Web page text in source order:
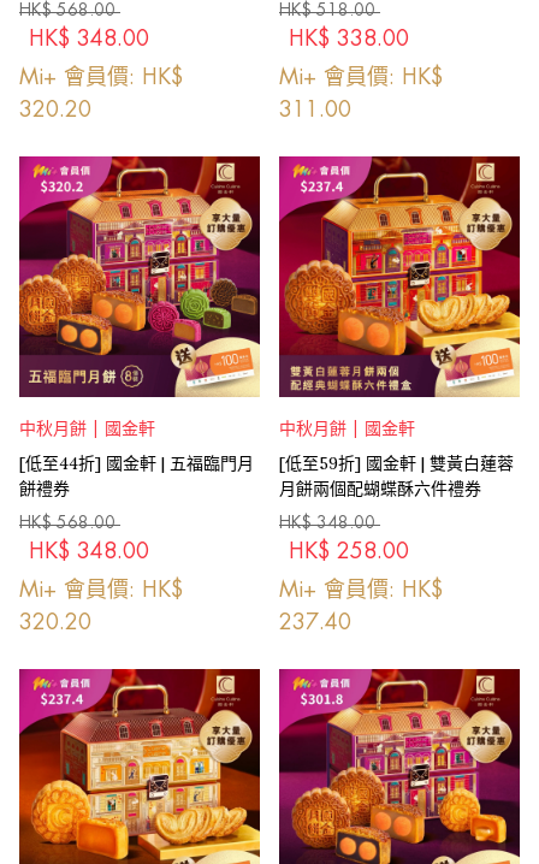
HK$ 568.00
HK$ 348.00
Mi+ 會員價: HK$
320.20
HK$ 518.00
HK$ 338.00
Mi+ 會員價: HK$
311.00
中秋月餅 | 國金軒
[低至44折] 國金軒 | 五福臨門月
餅禮券
HK$ 568.00
HK$ 348.00
Mi+ 會員價: HK$
320.20
中秋月餅 | 國金軒
[低至59折] 國金軒 | 雙黃白蓮蓉
月餅兩個配蝴蝶酥六件禮券
HK$ 348.00
HK$ 258.00
Mi+ 會員價: HK$
237.40